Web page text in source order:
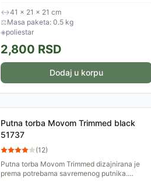
sportske...
↔41 × 21 × 21 cm
⚖Masa paketa: 0.5 kg
◈poliestar
2,800 RSD
Dodaj u korpu
Putna torba Movom Trimmed black
51737
(12)
Putna torba Movom Trimmed dizajnirana je
prema potrebama savremenog putnika.